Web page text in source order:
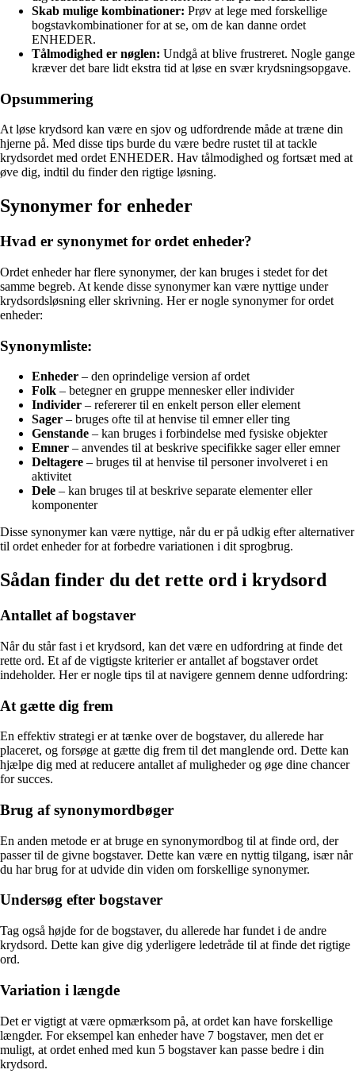
Skab mulige kombinationer: Prøv at lege med forskellige
bogstavkombinationer for at se, om de kan danne ordet
ENHEDER.
Tålmodighed er nøglen: Undgå at blive frustreret. Nogle gange
kræver det bare lidt ekstra tid at løse en svær krydsningsopgave.
Opsummering
At løse krydsord kan være en sjov og udfordrende måde at træne din
hjerne på. Med disse tips burde du være bedre rustet til at tackle
krydsordet med ordet ENHEDER. Hav tålmodighed og fortsæt med at
øve dig, indtil du finder den rigtige løsning.
Synonymer for enheder
Hvad er synonymet for ordet enheder?
Ordet enheder har flere synonymer, der kan bruges i stedet for det
samme begreb. At kende disse synonymer kan være nyttige under
krydsordsløsning eller skrivning. Her er nogle synonymer for ordet
enheder:
Synonymliste:
Enheder – den oprindelige version af ordet
Folk – betegner en gruppe mennesker eller individer
Individer – refererer til en enkelt person eller element
Sager – bruges ofte til at henvise til emner eller ting
Genstande – kan bruges i forbindelse med fysiske objekter
Emner – anvendes til at beskrive specifikke sager eller emner
Deltagere – bruges til at henvise til personer involveret i en
aktivitet
Dele – kan bruges til at beskrive separate elementer eller
komponenter
Disse synonymer kan være nyttige, når du er på udkig efter alternativer
til ordet enheder for at forbedre variationen i dit sprogbrug.
Sådan finder du det rette ord i krydsord
Antallet af bogstaver
Når du står fast i et krydsord, kan det være en udfordring at finde det
rette ord. Et af de vigtigste kriterier er antallet af bogstaver ordet
indeholder. Her er nogle tips til at navigere gennem denne udfordring:
At gætte dig frem
En effektiv strategi er at tænke over de bogstaver, du allerede har
placeret, og forsøge at gætte dig frem til det manglende ord. Dette kan
hjælpe dig med at reducere antallet af muligheder og øge dine chancer
for succes.
Brug af synonymordbøger
En anden metode er at bruge en synonymordbog til at finde ord, der
passer til de givne bogstaver. Dette kan være en nyttig tilgang, især når
du har brug for at udvide din viden om forskellige synonymer.
Undersøg efter bogstaver
Tag også højde for de bogstaver, du allerede har fundet i de andre
krydsord. Dette kan give dig yderligere ledetråde til at finde det rigtige
ord.
Variation i længde
Det er vigtigt at være opmærksom på, at ordet kan have forskellige
længder. For eksempel kan enheder have 7 bogstaver, men det er
muligt, at ordet enhed med kun 5 bogstaver kan passe bedre i din
krydsord.